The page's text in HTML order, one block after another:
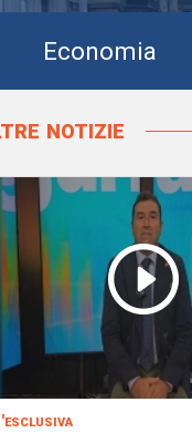
Economia
notizie